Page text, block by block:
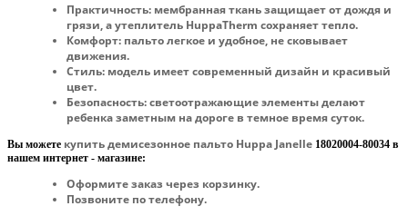
Практичность: мембранная ткань защищает от дождя и
грязи, а утеплитель HuppaTherm сохраняет тепло.
Комфорт: пальто легкое и удобное, не сковывает
движения.
Стиль: модель имеет современный дизайн и красивый
цвет.
Безопасность:светоотражающие элементы делают
ребенка заметным на дороге в темное время суток.
Вы можете купить демисезонное пальто Huppa Janelle 18020004-80034 в
нашем интернет - магазине:
Оформите заказ через корзинку.
Позвоните по телефону.